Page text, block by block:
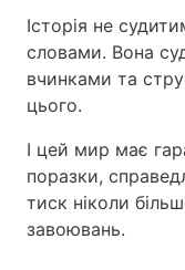
Історія не
словами. Вона
вчинками та
цього.
І цей мир має
поразки,
тиск ніколи
завоювань.